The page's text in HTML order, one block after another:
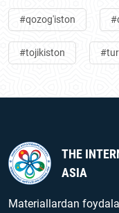
#qozog'iston
#tojikiston
THE
ASIA
Materiallardan